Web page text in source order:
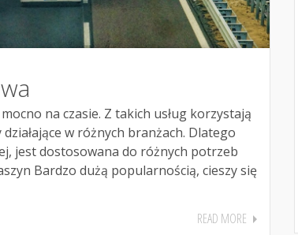
na czasie. Z takich usług korzystają
w różnych branżach. Dlatego
jest dostosowana do różnych potrzeb
Bardzo dużą popularnością, cieszy się
READ MORE